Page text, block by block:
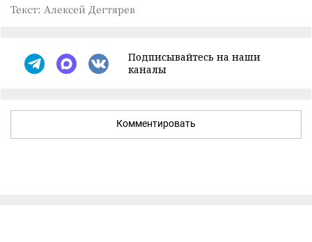
Текст: Алексей Дегтярев
Подписывайтесь на наши
каналы
Комментировать